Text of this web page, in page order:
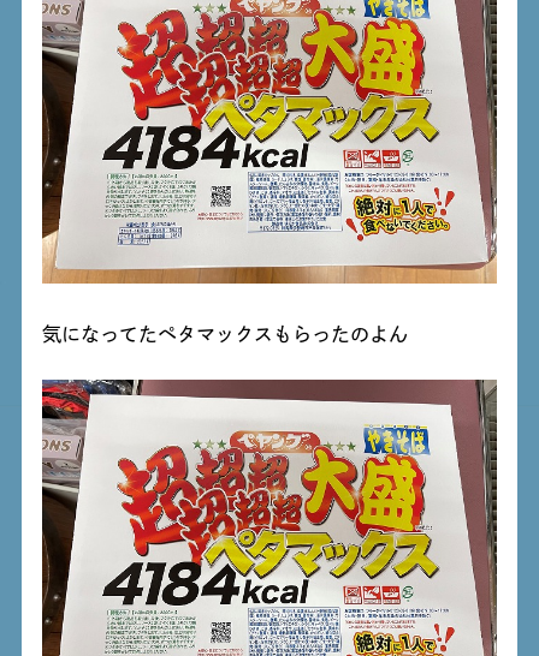
気になってたペタマックスもらったのよん